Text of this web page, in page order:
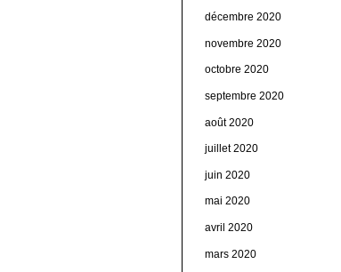
décembre 2020
novembre 2020
octobre 2020
septembre 2020
août 2020
juillet 2020
juin 2020
mai 2020
avril 2020
mars 2020